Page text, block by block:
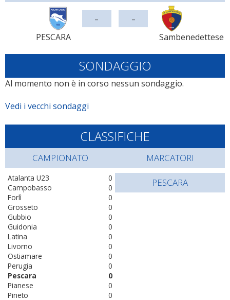
PESCARA
- -
Sambenedettese
SONDAGGIO
Al momento non è in corso nessun sondaggio.
Vedi i vecchi sondaggi
CLASSIFICHE
CAMPIONATO
0
Atalanta U23
0
Campobasso
0
Forlì
0
Grosseto
0
Gubbio
0
Guidonia
0
Latina
0
Livorno
0
Ostiamare
0
Perugia
0
Pescara
0
Pianese
0
Pineto
MARCATORI
PESCARA